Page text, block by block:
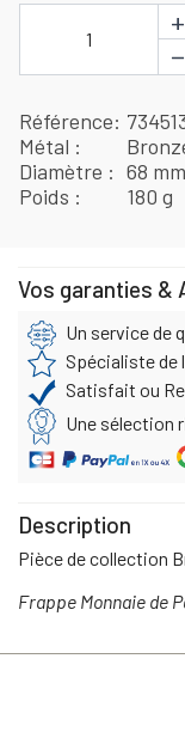
1
+
−
Référence
Métal
Diamètre
68 mm
Poids
180 g
Vos garanties &
Un service de
Spécialiste de
Satisfait ou
Une sélection
Description
Pièce de collection
Frappe Monnaie de